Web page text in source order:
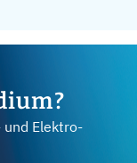
Elektro-